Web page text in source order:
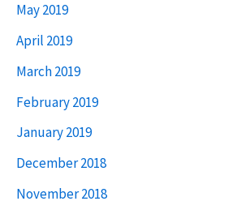
May 2019
April 2019
March 2019
February 2019
January 2019
December 2018
November 2018